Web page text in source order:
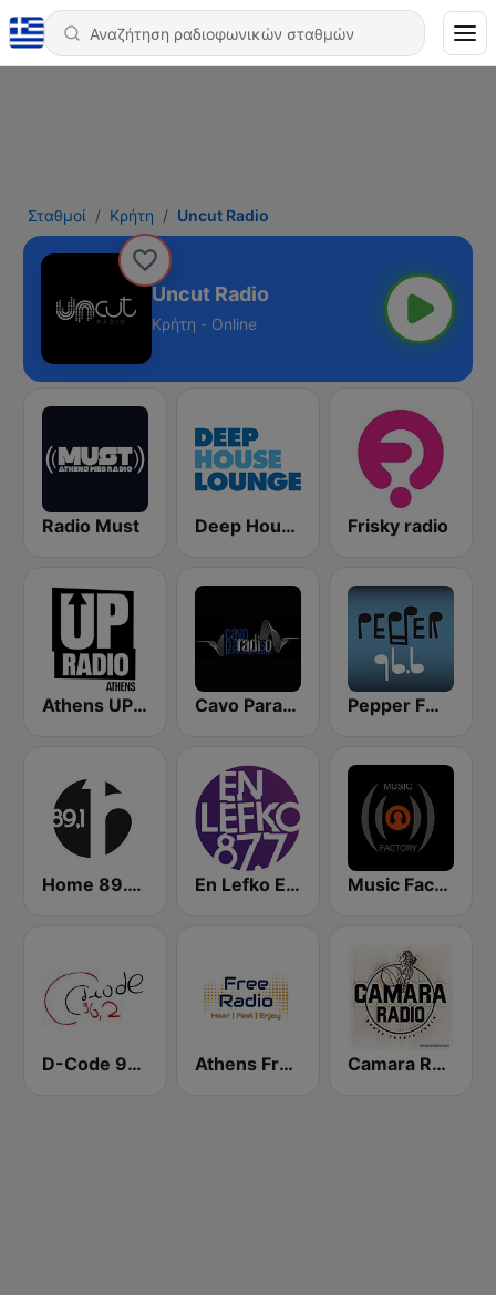
Σταθμοί Κρήτη Uncut Radio
Uncut Radio
Κρήτη - Online
Radio Must Deep House Lounge Frisky radio
Athens UP Radio Cavo Paradiso Radio Pepper FM Electronica
Home 89.1 FM En Lefko Electronica Music Factory Radio
D-Code 96.2 Athens Free Radio Camara Radio